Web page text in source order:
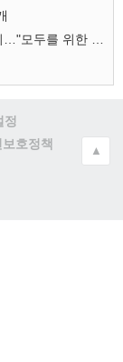
정
호정책
▲